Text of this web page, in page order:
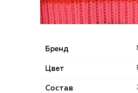
Бренд
Цвет
Состав